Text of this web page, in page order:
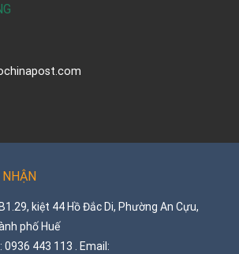
kiệt 44 Hồ Đắc Di, Phường An Cựu,
phố Huế
0936 443 113 . Email: